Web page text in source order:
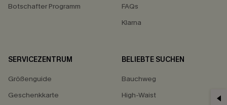
Botschafter Programm
FAQs
Klarna
SERVICEZENTRUM
Größenguide
Geschenkkarte
BELIEBTE SUCHEN
Bauchweg
High-Waist